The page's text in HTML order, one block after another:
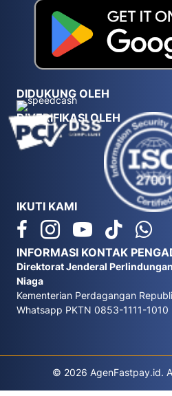
DIDUKUNG OLEH
DIVERIFIKASI OLEH
IKUTI KAMI
INFORMASI KONTAK
Direktorat Jenderal
Niaga
Kementerian Perdagangan
Whatsapp PKTN 0853-1111-1010
© 2026 AgenFastpay.id.